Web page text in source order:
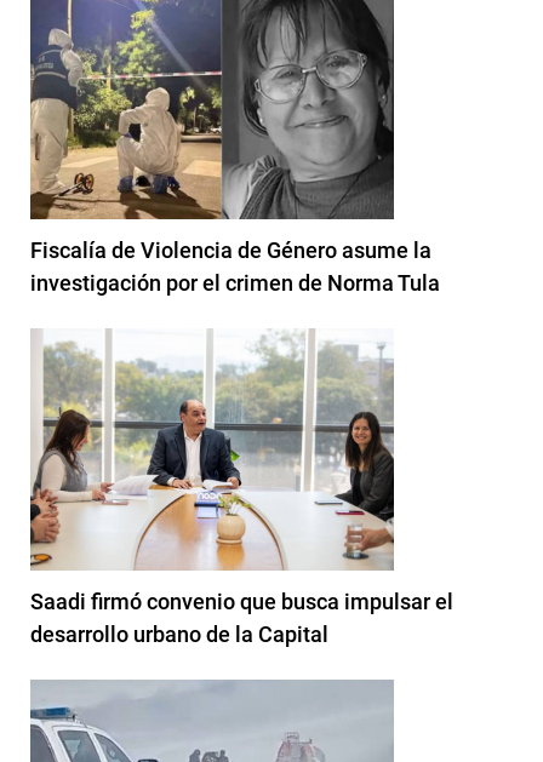
Fiscalía de Violencia de Género asume la
investigación por el crimen de Norma Tula
Saadi firmó convenio que busca impulsar el
desarrollo urbano de la Capital